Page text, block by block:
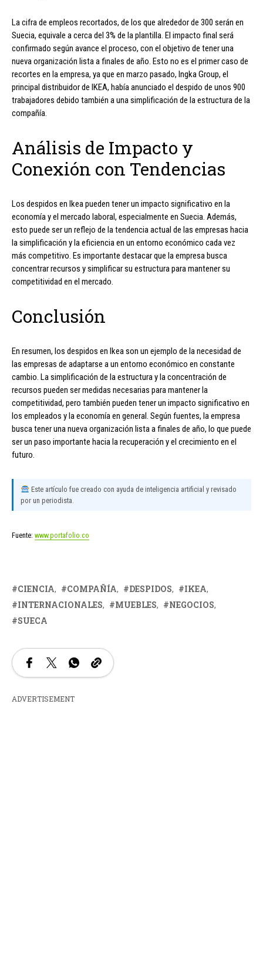
La cifra de empleos recortados, de los que alrededor de 300 serán en
Suecia, equivale a cerca del 3% de la plantilla. El impacto final será
confirmado según avance el proceso, con el objetivo de tener una
nueva organización lista a finales de año. Esto no es el primer caso de
recortes en la empresa, ya que en marzo pasado, Ingka Group, el
principal distribuidor de IKEA, había anunciado el despido de unos 900
trabajadores debido también a una simplificación de la estructura de la
compañía.
Análisis de Impacto y
Conexión con Tendencias
Los despidos en Ikea pueden tener un impacto significativo en la
economía y el mercado laboral, especialmente en Suecia. Además,
esto puede ser un reflejo de la tendencia actual de las empresas hacia
la simplificación y la eficiencia en un entorno económico cada vez
más competitivo. Es importante destacar que la empresa busca
concentrar recursos y simplificar su estructura para mantener su
competitividad en el mercado.
Conclusión
En resumen, los despidos en Ikea son un ejemplo de la necesidad de
las empresas de adaptarse a un entorno económico en constante
cambio. La simplificación de la estructura y la concentración de
recursos pueden ser medidas necesarias para mantener la
competitividad, pero también pueden tener un impacto significativo en
los empleados y la economía en general. Según fuentes, la empresa
busca tener una nueva organización lista a finales de año, lo que puede
ser un paso importante hacia la recuperación y el crecimiento en el
futuro.
Este artículo fue creado con ayuda de inteligencia artificial y revisado
por un periodista.
Fuente: www.portafolio.co
CIENCIA COMPAÑÍA DESPIDOS
IKEA
INTERNACIONALES
MUEBLES
NEGOCIOS
SUECA
ADVERTISEMENT